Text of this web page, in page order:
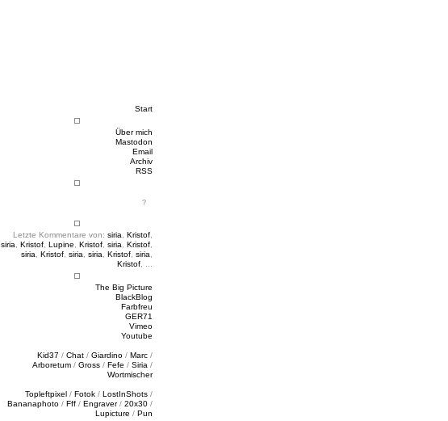
Start
Über mich
Mastodon
Email
Archiv
RSS
Letzte Kommentare von: siria Kristof
siria
Kristof Lupine Kristof siria Kristof
siria
Kristof siria siria Kristof siria
Kristof
The Big Picture
BlackBlog
Farbfreu
GER71
Vimeo
Youtube
Kid37 / Chat / Giardino / Marc /
Arboretum / Gross / Fefe / Siria /
Wortmischer
Topleftpixel / Fotok / LostInShots /
Bananaphoto / Fff / Engraver/ 20x30 /
Lupicture / Pun